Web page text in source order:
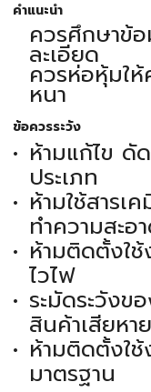
คำแนะนำ
ควรศึกษาข้
ละเอียด
ควรห่อหุ้มใ
หนา
ข้อควรระวัง
ห้ามแก้ไข ดั
ประเภท
ห้ามใช้สารเ
ทำความสะอ
ห้ามติดตั้งใ
ไวไฟ
ระมัดระวังข
สินค้าเสียหาย
ห้ามติดตั้งใ
มาตรฐาน